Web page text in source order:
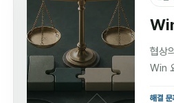
협상
Win
해결 문